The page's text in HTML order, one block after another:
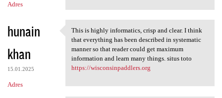
Adres
hunain
khan
15.01.2025
Adres
This is highly informatics,
This is highly informatics, crisp and clear. I think
that everything has been described in systematic
manner so that reader could get maximum
information and learn many things. situs toto
https://wisconsinpaddlers.org